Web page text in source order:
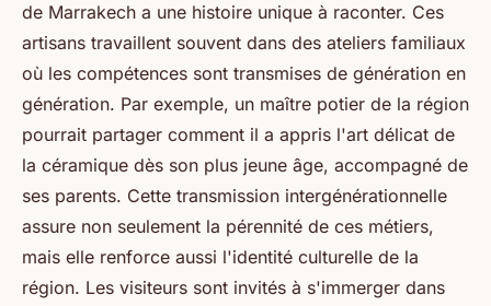
de Marrakech a une histoire unique à raconter. Ces
artisans travaillent souvent dans des ateliers familiaux
où les compétences sont transmises de génération en
génération. Par exemple, un maître potier de la région
pourrait partager comment il a appris l'art délicat de
la céramique dès son plus jeune âge, accompagné de
ses parents. Cette transmission intergénérationnelle
assure non seulement la pérennité de ces métiers,
mais elle renforce aussi l'identité culturelle de la
région. Les visiteurs sont invités à s'immerger dans